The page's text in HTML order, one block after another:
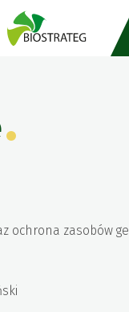
ochrona zasobów